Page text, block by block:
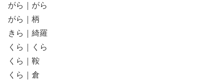
がら｜がら
がら｜柄
きら｜綺羅
くら｜くら
くら｜鞍
くら｜倉